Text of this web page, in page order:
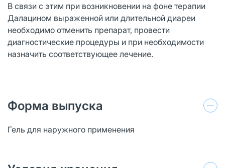
В связи с этим при возникновении на фоне терапии
Далацином выраженной или длительной диареи
необходимо отменить препарат, провести
диагностические процедуры и при необходимости
назначить соответствующее лечение.
Форма выпуска
Гель для наружного применения